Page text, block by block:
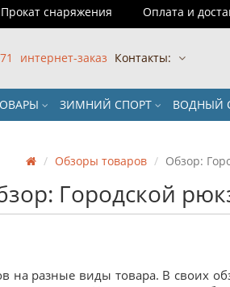
Прокат снаряжения Оплата и
интернет-заказ Контакты:
ЗИМНИЙ СПОРТ ВОДНЫЙ
Обзоры товаров Обзор:
Городской
разные виды товара. В своих